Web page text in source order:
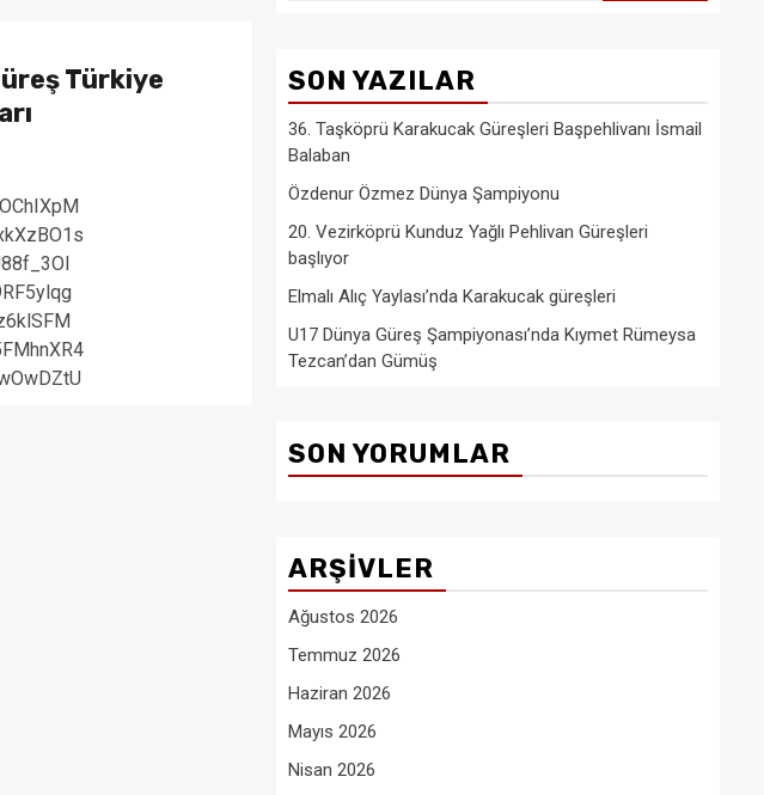
Türkiye
SON YAZILAR
36. Taşköprü Karakucak Güreşleri Başpehlivanı İsmail
Balaban
Özdenur Özmez Dünya Şampiyonu
20. Vezirköprü Kunduz Yağlı Pehlivan Güreşleri
başlıyor
Elmalı Alıç Yaylası’nda Karakucak güreşleri
U17 Dünya Güreş Şampiyonası’nda Kıymet Rümeysa
Tezcan’dan Gümüş
SON YORUMLAR
ARŞIVLER
Ağustos 2026
Temmuz 2026
Haziran 2026
Mayıs 2026
Nisan 2026